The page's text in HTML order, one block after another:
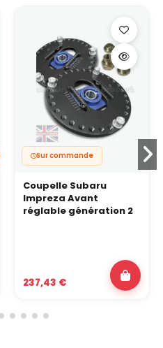
Sur commande
Coupelle Subaru
Impreza Avant
réglable génération 2
237,43 €